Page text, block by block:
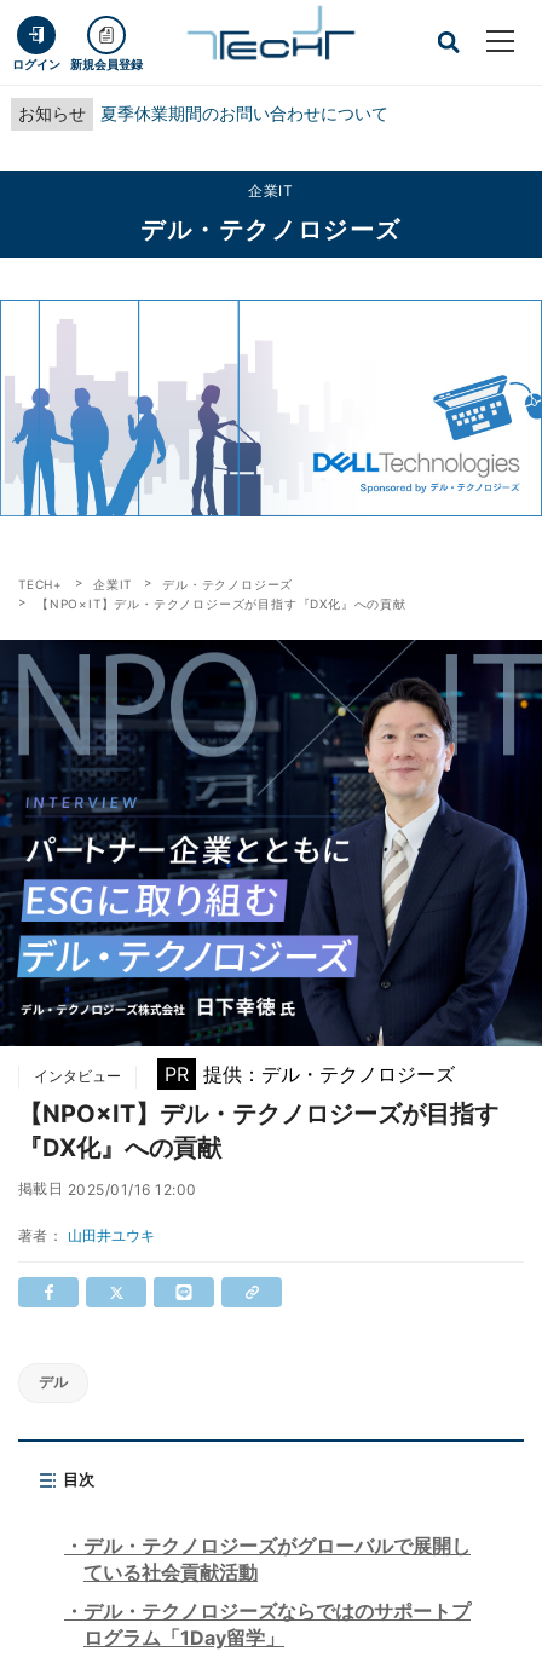
ログイン 新規会員登録
お知らせ 夏季休業期間のお問い合わせについて
企業IT
デル・テクノロジーズ
TECH+ 企業IT
デル・テクノロジーズ
【NPO×IT】デル・テクノロジーズが目指す『DX化』への貢献
インタビュー PR 提供：デル・テクノロジーズ
【NPO×IT】デル・テクノロジーズが目指す
『DX化』への貢献
掲載日 2025/01/16 12:00
著者： 山田井ユウキ
デル
目次
デル・テクノロジーズがグローバルで展開し
ている社会貢献活動
デル・テクノロジーズならではのサポートプ
ログラム「1Day留学」